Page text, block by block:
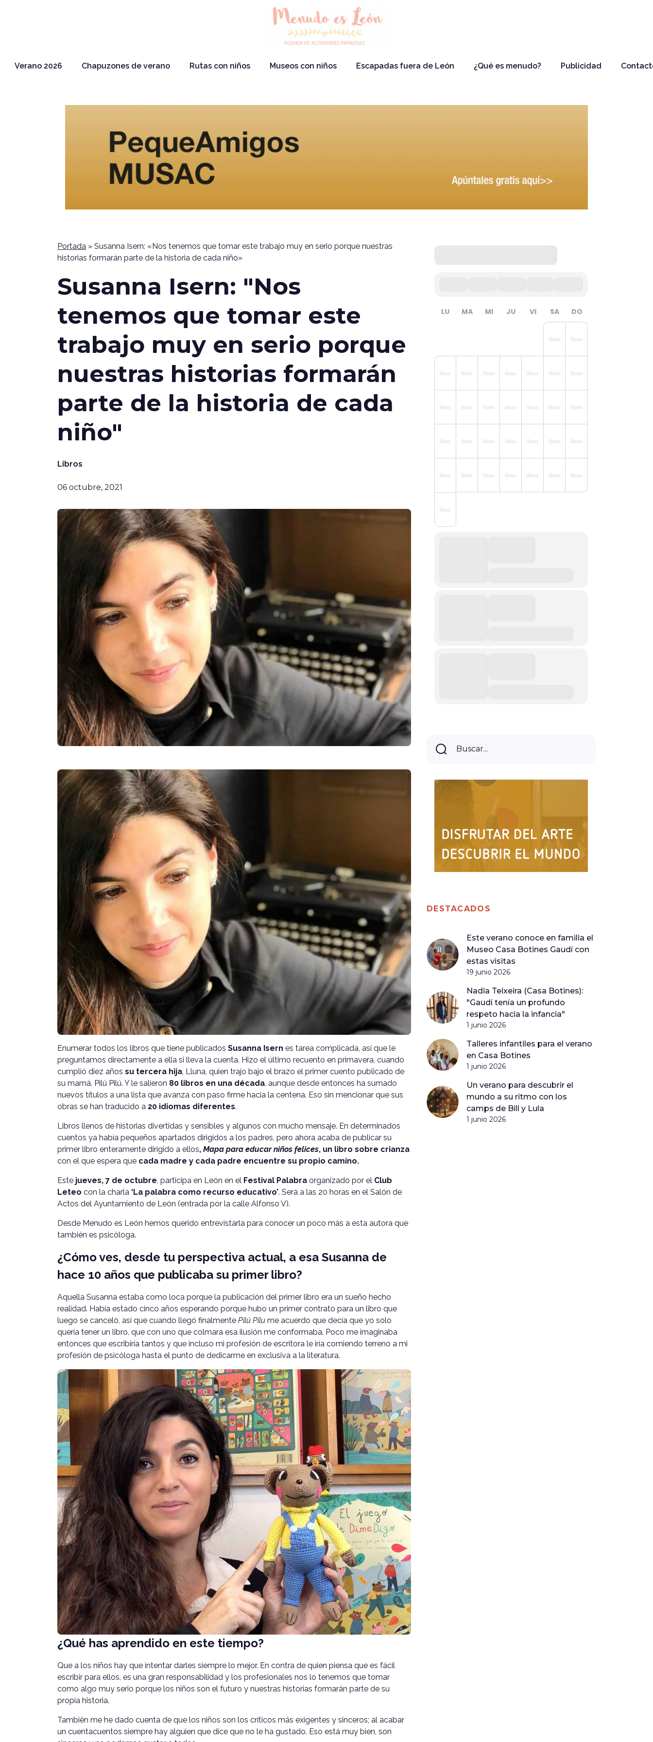
Verano 2026 Chapuzones de verano Rutas con niños Museos con niños Escapadas fuera de León ¿Qué es menudo? Publicidad
Portada » Susanna Isern: «Nos tenemos que tomar este trabajo muy en serio porque nuestras
historias formarán parte de la historia de cada niño»
Susanna Isern: "Nos
tenemos que tomar este
trabajo muy en serio porque
nuestras historias formarán
parte de la historia de cada
niño"
Libros
06 octubre, 2021
Enumerar todos los libros que tiene publicados Susanna Isern es tarea complicada, así que le
preguntamos directamente a ella si lleva la cuenta. Hizo el último recuento en primavera, cuando
cumplió diez años su tercera hija, Lluna, quien trajo bajo el brazo el primer cuento publicado de
su mamá, Pilú Pilú. Y le salieron 80 libros en una década, aunque desde entonces ha sumado
nuevos títulos a una lista que avanza con paso firme hacia la centena. Eso sin mencionar que sus
obras se han traducido a 20 idiomas diferentes.
Libros llenos de historias divertidas y sensibles y algunos con mucho mensaje. En determinados
cuentos ya había pequeños apartados dirigidos a los padres, pero ahora acaba de publicar su
primer libro enteramente dirigido a ellos, Mapa para educar niños felices, un libro sobre crianza
con el que espera que cada madre y cada padre encuentre su propio camino.
Este jueves, 7 de octubre, participa en León en el Festival Palabra organizado por el Club
Leteo con la charla ‘La palabra como recurso educativo’. Será a las 20 horas en el Salón de
Actos del Ayuntamiento de León (entrada por la calle Alfonso V).
Desde Menudo es León hemos querido entrevistarla para conocer un poco más a esta autora que
también es psicóloga.
¿Cómo ves, desde tu perspectiva actual, a esa Susanna de
hace 10 años que publicaba su primer libro?
Aquella Susanna estaba como loca porque la publicación del primer libro era un sueño hecho
realidad. Había estado cinco años esperando porque hubo un primer contrato para un libro que
luego se canceló, así que cuando llegó finalmente Pilú Pilu me acuerdo que decía que yo solo
quería tener un libro, que con uno que colmara esa ilusión me conformaba. Poco me imaginaba
entonces que escribiría tantos y que incluso mi profesión de escritora le iría comiendo terreno a mi
profesión de psicóloga hasta el punto de dedicarme en exclusiva a la literatura.
¿Qué has aprendido en este tiempo?
Que a los niños hay que intentar darles siempre lo mejor. En contra de quien piensa que es fácil
escribir para ellos, es una gran responsabilidad y los profesionales nos lo tenemos que tomar
como algo muy serio porque los niños son el futuro y nuestras historias formarán parte de su
propia historia.
También me he dado cuenta de que los niños son los críticos más exigentes y sinceros; al acabar
un cuentacuentos siempre hay alguien que dice que no le ha gustado. Eso está muy bien, son
LU MA MI JU VI SA DO
Buscar...
Buscar
DESTACADOS
Este verano conoce en familia el
Museo Casa Botines Gaudí con
estas visitas
19 junio 2026
Nadia Teixeira (Casa Botines):
"Gaudí tenía un profundo
respeto hacia la infancia"
1 junio 2026
Talleres infantiles para el verano
en Casa Botines
1 junio 2026
Un verano para descubrir el
mundo a su ritmo con los
camps de Bill y Lula
1 junio 2026